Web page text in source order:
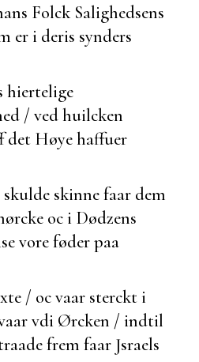
Folck Salighedsens
er i deris synders
hiertelige
/ vedhuilcken
det Høye haffuer
skinne faar dem
oc i Dødzens
vore føder paa
/ oc vaar sterckt i
vdi Ørcken / indtil
frem faar Jsraels